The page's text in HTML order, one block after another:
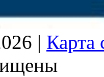
| Карта